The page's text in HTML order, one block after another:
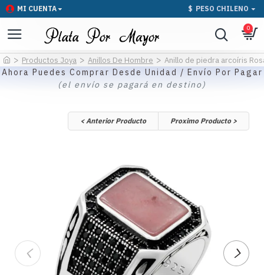
MI CUENTA $ PESO CHILENO
0
Productos Joya Anillos De Hombre Anillo de piedra arcoíris
Ahora Puedes Comprar Desde Unidad / Envío Por Pagar
(el envío se pagará en destino)
< Anterior Producto Proximo Producto >